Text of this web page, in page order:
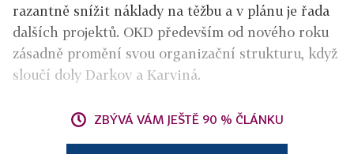
razantně snížit náklady na těžbu a v plánu je řada
dalších projektů. OKD především od nového roku
zásadně promění svou organizační strukturu, když
sloučí doly Darkov a Karviná.
ZBÝVÁ VÁM JEŠTĚ 90 % ČLÁNKU